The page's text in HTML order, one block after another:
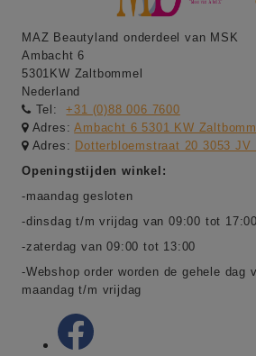
MAZ Beautyland onderdeel van MSK
Ambacht 6
5301KW Zaltbommel
Nederland
Tel:
+31 (0)88 006 7600
Adres:Ambacht 6 5301 KW
Adres: Dotterbloemstraat 20 3053 JV
Openingstijden winkel:
-maandag gesloten
-dinsdag t/m vrijdag van 09:00 tot 17:00
-zaterdag van 09:00 tot 13:00
-Webshop order worden de gehele dag
maandag t/m vrijdag